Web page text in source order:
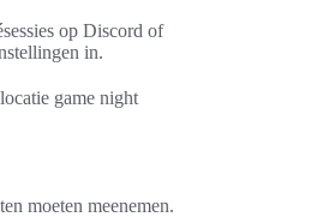
op Discord of
in.
game night
moeten meenemen.